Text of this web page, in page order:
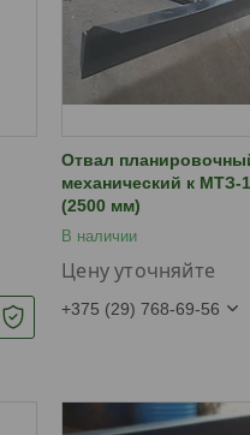
Отвал
механический к МТЗ-
(2500 мм)
В наличии
Цену уточняйте
+375 (29) 768-69-56